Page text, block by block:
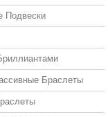
Подвески
Браслеты